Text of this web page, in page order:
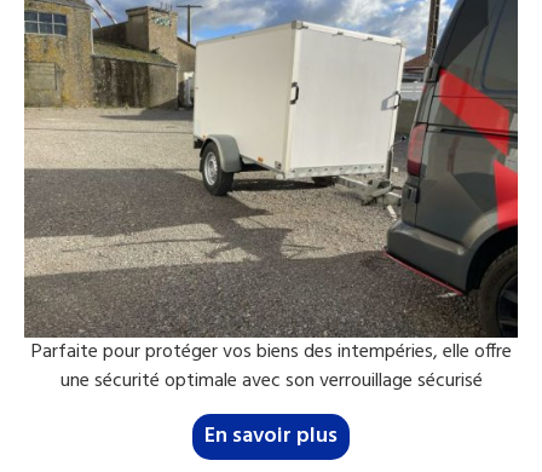
Parfaite pour protéger vos biens des intempéries, elle offre
une sécurité optimale avec son verrouillage sécurisé
En savoir plus